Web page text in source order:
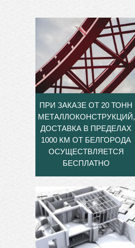
ПРИ ЗАКАЗЕ ОТ 20 ТОНН
МЕТАЛЛОКОНСТРУКЦИЙ,
ДОСТАВКА В ПРЕДЕЛАХ
1000 КМ ОТ БЕЛГОРОДА
ОСУЩЕСТВЛЯЕТСЯ
БЕСПЛАТНО